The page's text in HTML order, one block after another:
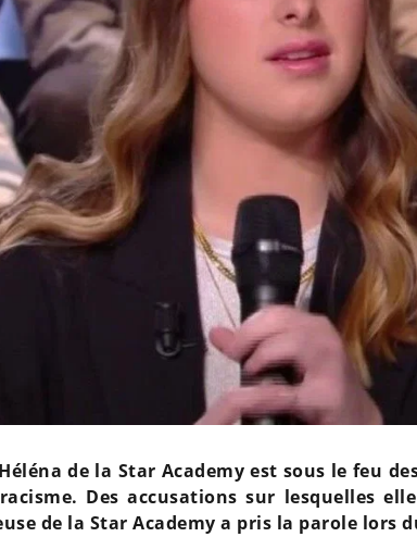
de la Star Academy est sous le feu
Des accusations sur lesquelles
de la Star Academy a pris la parole lors